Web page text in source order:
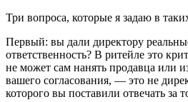
Три вопроса, которые я задаю в
Первый: вы дали директору
ответственность? В ритейле это
не может сам нанять продавца или
вашего согласования, — это не
которого вы поставили отвечать за